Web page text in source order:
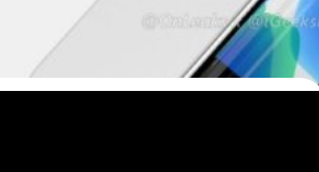
วัสดุกระจกเหมือนเดิม แต่เปลี่ยนเล็กน้อย
นหลังจะเป็นกระจกเงา ส่วน iPhone SE 2
ด้านเล็กน้อยแทน ด้วยความที่เหมือน
2 จะใช้ดีไซน์แบบเก่า ไม่มีรอยบาก ไม่มี